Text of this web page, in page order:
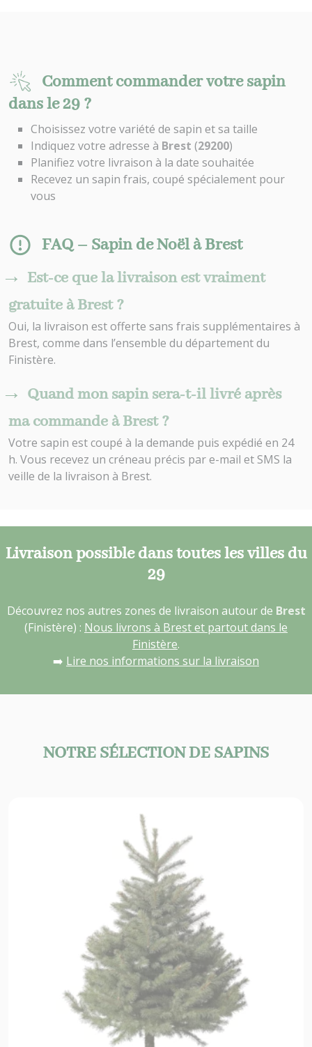
Comment commander votre sapin
dans le 29 ?
Choisissez votre variété de sapin et sa taille
Indiquez votre adresse à Brest (29200)
Planifiez votre livraison à la date souhaitée
Recevez un sapin frais, coupé spécialement pour
vous
FAQ – Sapin de Noël à Brest
Est-ce que la livraison est vraiment
gratuite à Brest ?
Oui, la livraison est offerte sans frais supplémentaires à
Brest, comme dans l’ensemble du département du
Finistère.
Quand mon sapin sera-t-il livré après
ma commande à Brest ?
Votre sapin est coupé à la demande puis expédié en 24
h. Vous recevez un créneau précis par e-mail et SMS la
veille de la livraison à Brest.
Livraison possible dans toutes les villes du
29
Découvrez nos autres zones de livraison autour de Brest
(Finistère) : Nous livrons à Brest et partout dans le
Finistère.
➡️ Lire nos informations sur la livraison
NOTRE SÉLECTION DE SAPINS